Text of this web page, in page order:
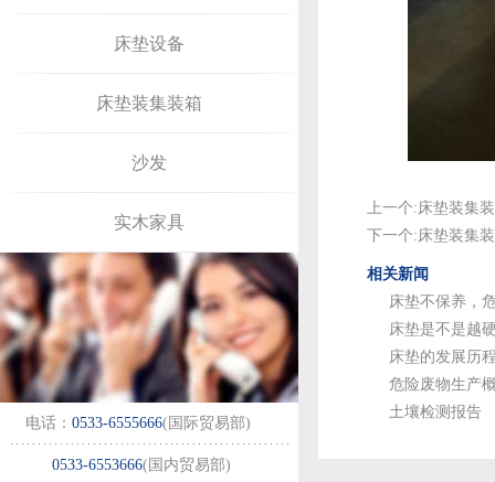
床垫设备
床垫装集装箱
沙发
实木家具
电话： 0533-6555666(国际贸易部)
0533-6553666(国内贸易部)
上一个: 床垫装集
下一个: 床垫装集
相关新闻
床垫不保养，
床垫是不是越
床垫的发展历
危险废物生产
土壤检测报告